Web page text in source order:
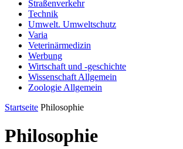
Straßenverkehr
Technik
Umwelt. Umweltschutz
Varia
Veterinärmedizin
Werbung
Wirtschaft und -geschichte
Wissenschaft Allgemein
Zoologie Allgemein
Startseite Philosophie
Philosophie